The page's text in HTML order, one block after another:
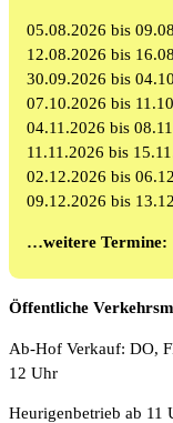
05.08.2026 bis
12.08.2026 bis
30.09.2026 bis
07.10.2026 bis
04.11.2026 bis
11.11.2026 bis
02.12.2026 bis
09.12.2026 bis
…weitere Termine:
Öffentliche
Ab-Hof Verkauf: DO,
12 Uhr
Heurigenbetrieb ab 11